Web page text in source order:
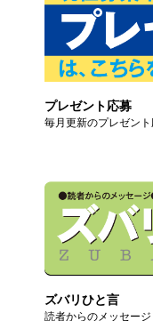
プレゼント応募
毎月更新のプレゼン
ズバリひと言
読者からのメッセージ